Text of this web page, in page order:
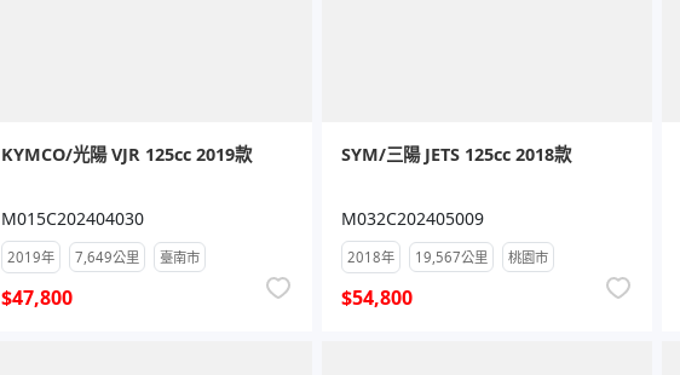
KYMCO/光陽 VJR 125cc 2019款
M015C202404030
2019年 7,649公里 臺南市
$47,800
SYM/三陽 JETS 125cc 2018款
M032C202405009
2018年 19,567公里 桃園市
$54,800